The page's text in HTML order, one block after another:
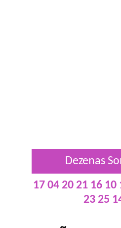
Dezenas
17 04 20 21 16 10
23 25